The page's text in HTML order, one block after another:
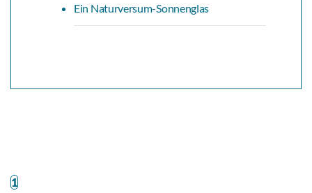
Ein Naturversum-Sonnenglas
1